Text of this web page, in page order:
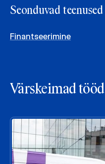
Seonduvad teenused
Finantseerimine
Värskeimad tööd